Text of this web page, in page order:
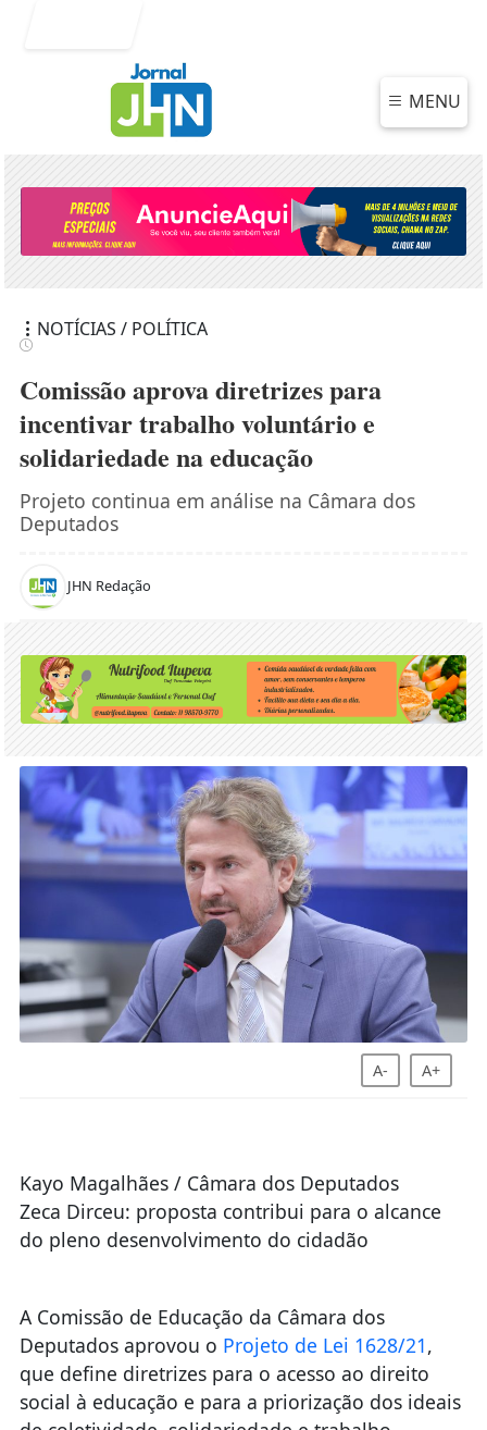
MENU
NOTÍCIAS / POLÍTICA
Comissão aprova diretrizes para
incentivar trabalho voluntário e
solidariedade na educação
Projeto continua em análise na Câmara dos
Deputados
JHN Redação
A- A+
Kayo Magalhães / Câmara dos Deputados
Zeca Dirceu: proposta contribui para o alcance
do pleno desenvolvimento do cidadão
A Comissão de Educação da Câmara dos
Deputados aprovou o Projeto de Lei 1628/21,
que define diretrizes para o acesso ao direito
social à educação e para a priorização dos ideais